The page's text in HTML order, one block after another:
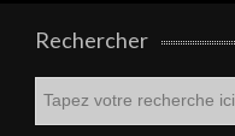
Rechercher